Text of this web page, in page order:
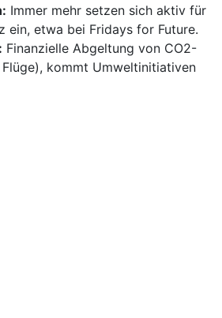
Immer mehr setzen sich aktiv für
ein, etwa bei Fridays for Future.
Finan­zielle Abgeltung von CO2-
kommt Umweltinitiativen